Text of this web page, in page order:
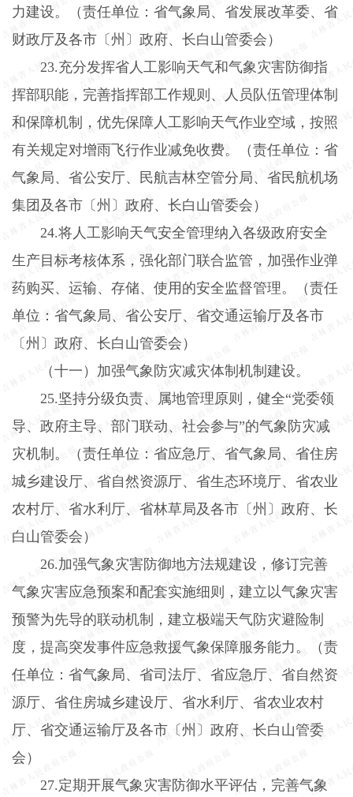
力建设。（责任单位：省气象局、省发展改革委、省
财政厅及各市〔州〕政府、长白山管委会）
23.充分发挥省人工影响天气和气象灾害防御指
挥部职能，完善指挥部工作规则、人员队伍管理体制
和保障机制，优先保障人工影响天气作业空域，按照
有关规定对增雨飞行作业减免收费。（责任单位：省
气象局、省公安厅、民航吉林空管分局、省民航机场
集团及各市〔州〕政府、长白山管委会）
24.将人工影响天气安全管理纳入各级政府安全
生产目标考核体系，强化部门联合监管，加强作业弹
药购买、运输、存储、使用的安全监督管理。（责任
单位：省气象局、省公安厅、省交通运输厅及各市
〔州〕政府、长白山管委会）
（十一）加强气象防灾减灾体制机制建设。
25.坚持分级负责、属地管理原则，健全“党委领
导、政府主导、部门联动、社会参与”的气象防灾减
灾机制。（责任单位：省应急厅、省气象局、省住房
城乡建设厅、省自然资源厅、省生态环境厅、省农业
农村厅、省水利厅、省林草局及各市〔州〕政府、长
白山管委会）
26.加强气象灾害防御地方法规建设，修订完善
气象灾害应急预案和配套实施细则，建立以气象灾害
预警为先导的联动机制，建立极端天气防灾避险制
度，提高突发事件应急救援气象保障服务能力。（责
任单位：省气象局、省司法厅、省应急厅、省自然资
源厅、省住房城乡建设厅、省水利厅、省农业农村
厅、省交通运输厅及各市〔州〕政府、长白山管委
会）
27.定期开展气象灾害防御水平评估，完善气象